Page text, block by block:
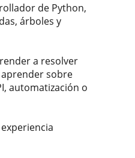
de Python,
árboles y
a resolver
sobre
automatización o